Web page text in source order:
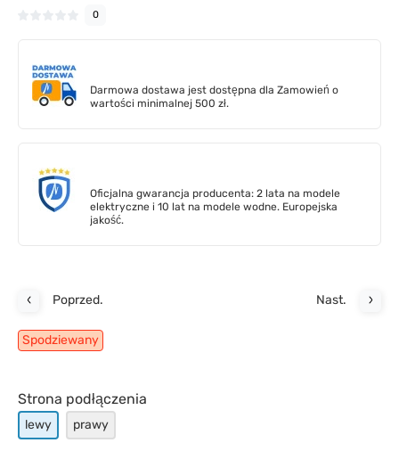
0
Darmowa dostawa jest dostępna dla Zamowień o
wartości minimalnej 500 zł.
Oficjalna gwarancja producenta: 2 lata na modele
elektryczne i 10 lat na modele wodne. Europejska
jakość.
Poprzed. Nast.
Spodziewany
Strona podłączenia
lewy prawy